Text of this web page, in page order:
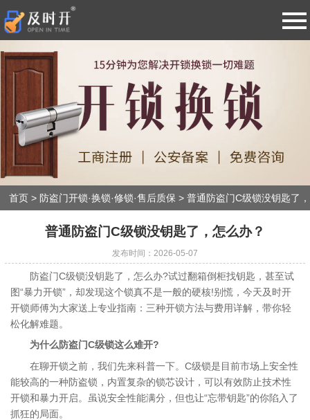
导
航
网站首页
防盗门开锁·换锁·修锁·售后质保
换锁芯上门服务·更换ABC级锁芯
保险柜开锁·升级换密码·专业维修
汽车开锁·配汽车钥匙·各种遥控器
新闻动态
服务项目
首页> 防盗门开锁·换锁·修锁·售后质保 > 普通防盗门C级锁没钥匙了，
普通防盗门C级锁没钥匙了，怎么办？
发布时间：2026-05-07
防盗门C级锁没钥匙了，怎么办?试过翻箱倒柜找钥匙，甚至试
图“暴力开锁”，却发现这个锁真不是一般的硬核!别慌，今天及时开
开锁师傅为大家送上专业指南：三种开锁方法与费用详解，带你轻
松化解难题。
为什么防盗门C级锁这么难开?
在聊开锁之前，我们先来科普一下。C级锁是目前市场上安全性
能较高的一种防盗锁，内置复杂的锁芯设计，可以有效防止技术性
开锁和暴力开启。虽说安全性能满分，但也让“忘带钥匙”的你陷入了
抓狂的局面。